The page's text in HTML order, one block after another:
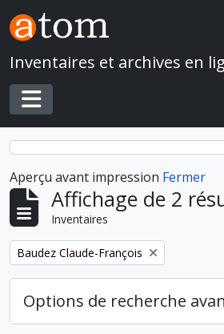
Skip to main content
Inventaires et archives en
Toggle navigation
Aperçu avant impression Fermer
Affichage de 2
Inventaires
Remove filter:
Baudez Claude-François
Options de recherche